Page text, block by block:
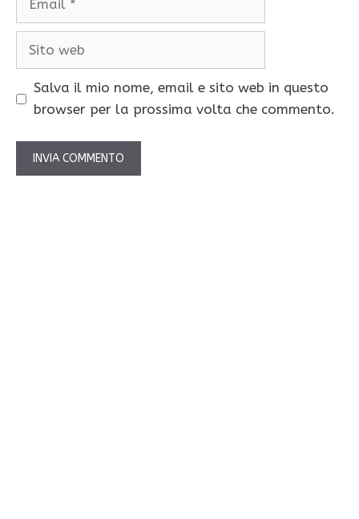
Sito
Salva il mio nome, email e sito web in questo
browser per la prossima volta che commento.